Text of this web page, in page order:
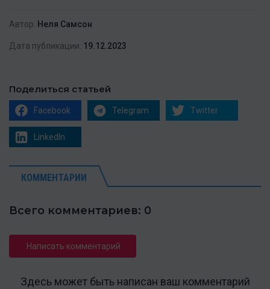
Автор: Неля Самсон
Дата публикации: 19.12.2023
Поделиться статьей
Facebook Telegram Twitter
LinkedIn
КОММЕНТАРИИ
Всего комментариев: 0
Написать комментарий
Здесь может быть написан ваш комментарий